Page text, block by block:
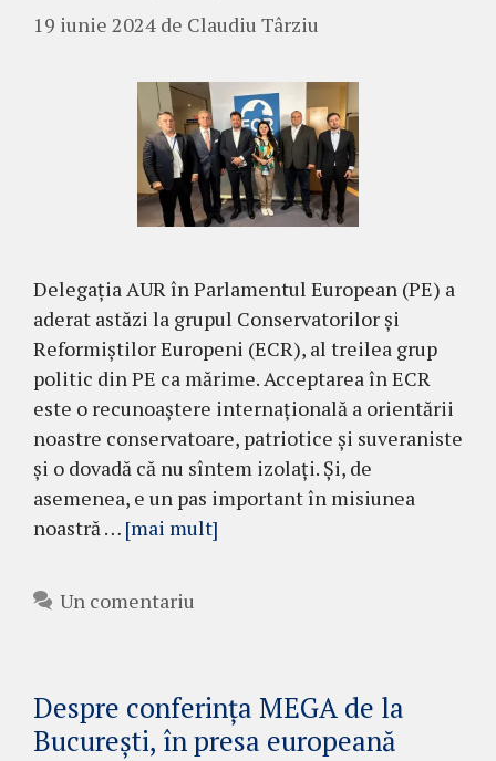
19 iunie 2024 de Claudiu Târziu
Delegația AUR în Parlamentul European (PE) a
aderat astăzi la grupul Conservatorilor și
Reformiștilor Europeni (ECR), al treilea grup
politic din PE ca mărime. Acceptarea în ECR
este o recunoaștere internațională a orientării
noastre conservatoare, patriotice și suveraniste
și o dovadă că nu sîntem izolați. Și, de
asemenea, e un pas important în misiunea
noastră … [mai mult]
Un comentariu
Despre conferința MEGA de la
București, în presa europeană